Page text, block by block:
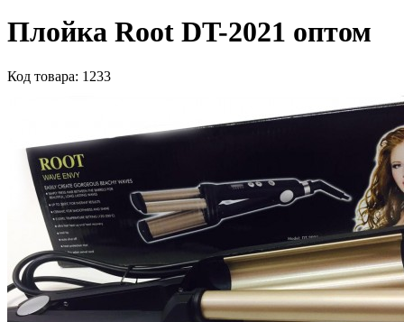
Плойка Root DT-2021 оптом
Код товара: 1233